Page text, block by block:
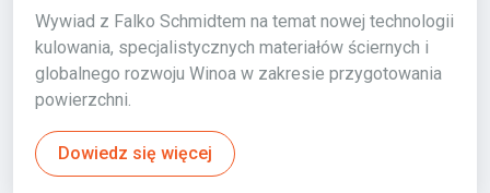
Wywiad z Falko Schmidtem na temat nowej technologii
kulowania, specjalistycznych materiałów ściernych i
globalnego rozwoju Winoa w zakresie przygotowania
powierzchni.
Dowiedz się więcej